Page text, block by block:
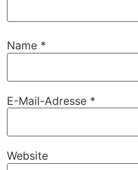
Name *
E-Mail-Adresse *
Website